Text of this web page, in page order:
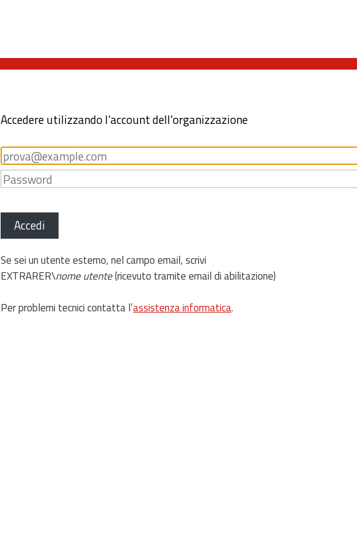
Accedere utilizzando l'account dell'organizzazione
Accedi
Se sei un utente esterno, nel campo email, scrivi
EXTRARER\nome utente(ricevuto tramite email di abilitazione)
Per problemi tecnici contatta l’assistenza informatica.